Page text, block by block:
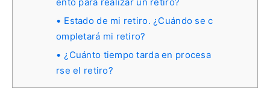
Estado de mi retiro. ¿Cuándo se c
ompletará mi retiro?
¿Cuánto tiempo tarda en procesa
rse el retiro?